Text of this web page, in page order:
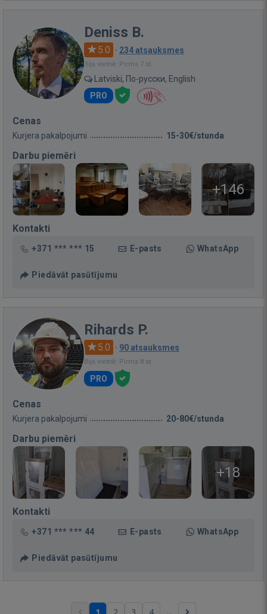
Deniss B.
5.0 · 234 atsauksmes
Bija vietnē: Pirms 7 st.
Latviski, По-русски, English
PRO
Cenas
Kurjera pakalpojumi 15-30€/stunda
Darbu piemēri
+146
Kontakti
+371 *** *** 15 E-pasts WhatsApp
Piedāvāt pasūtījumu
Rihards P.
5.0 · 90 atsauksmes
Bija vietnē: Pirms 8 st.
PRO
Cenas
Kurjera pakalpojumi 20-80€/stunda
Darbu piemēri
+18
Kontakti
+371 *** *** 44 E-pasts WhatsApp
Piedāvāt pasūtījumu
1 2 3 4 ...